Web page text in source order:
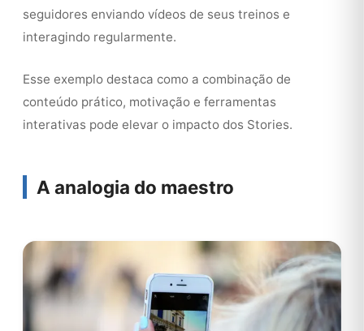
seguidores enviando vídeos de seus treinos e
interagindo regularmente.
Esse exemplo destaca como a combinação de
conteúdo prático, motivação e ferramentas
interativas pode elevar o impacto dos Stories.
A analogia do maestro